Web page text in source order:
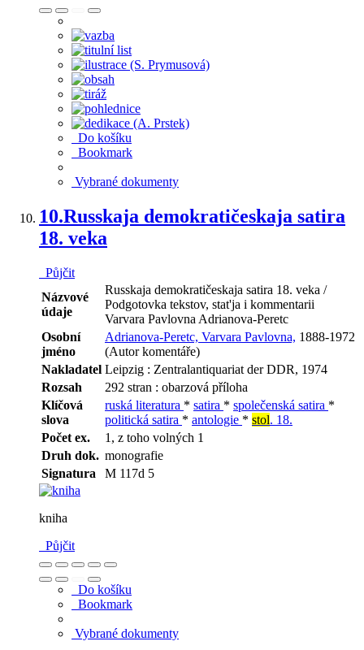
Do košíku
Bookmark
Vybrané dokumenty
10.Russkaja demokratičeskaja satira
18. veka
Půjčit
Názvové
údaje
Russkaja demokratičeskaja satira 18. veka /
Podgotovka tekstov, stat'ja i kommentarii
Varvara Pavlovna Adrianova-Peretc
Osobní
jméno
Adrianova-Peretc, Varvara Pavlovna, 1888-1972
(Autor komentáře)
Nakladatel Leipzig : Zentralantiquariat der DDR, 1974
Rozsah
292 stran : obarzová příloha
Klíčová
slova
ruská literatura * satira * společenská satira *
politická satira * antologie * stol. 18.
Počet ex.
1, z toho volných 1
Druh dok. monografie
Signatura
M 117d 5
kniha
Půjčit
Do košíku
Bookmark
Vybrané dokumenty